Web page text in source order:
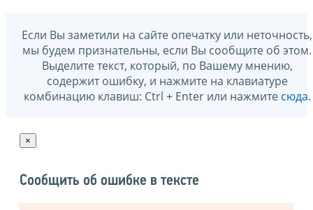
Если Вы заметили на сайте опечатку или неточность,
мы будем признательны, если Вы сообщите об этом.
Выделите текст, который, по Вашему мнению,
содержит ошибку, и нажмите на клавиатуре
комбинацию клавиш: Ctrl + Enter или нажмите сюда.
×
Сообщить об ошибке в тексте